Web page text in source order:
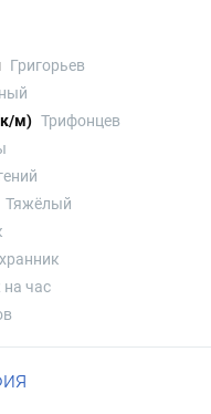
Григорьев
м) Трифонцев
Тяжёлый
час